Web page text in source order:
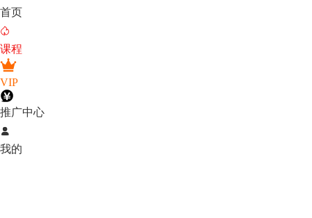
首页

课程
VIP
推广中心

我的